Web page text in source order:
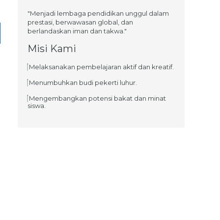
"Menjadi lembaga pendidikan unggul dalam
prestasi, berwawasan global, dan
berlandaskan iman dan takwa."
Misi Kami
Melaksanakan pembelajaran aktif dan kreatif.
Menumbuhkan budi pekerti luhur.
Mengembangkan potensi bakat dan minat
siswa.